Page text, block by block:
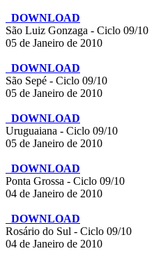
DOWNLOAD
São Luiz Gonzaga - Ciclo 09/10
05 de Janeiro de 2010
DOWNLOAD
São Sepé - Ciclo 09/10
05 de Janeiro de 2010
DOWNLOAD
Uruguaiana - Ciclo 09/10
05 de Janeiro de 2010
DOWNLOAD
Ponta Grossa - Ciclo 09/10
04 de Janeiro de 2010
DOWNLOAD
Rosário do Sul - Ciclo 09/10
04 de Janeiro de 2010